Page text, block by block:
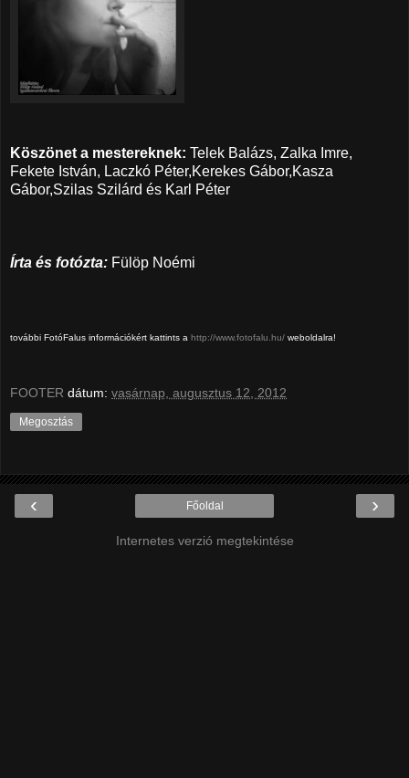
Köszönet a mestereknek: Telek Balázs, Zalka Imre,
Fekete István, Laczkó Péter,Kerekes Gábor,Kasza
Gábor,Szilas Szilárd és Karl Péter
Írta és fotózta: Fülöp Noémi
további FotóFalus információkért kattints a http://www.fotofalu.hu/ weboldalra!
FOOTER dátum: vasárnap, augusztus 12, 2012
Megosztás
‹ ›
Főoldal
Internetes verzió megtekintése